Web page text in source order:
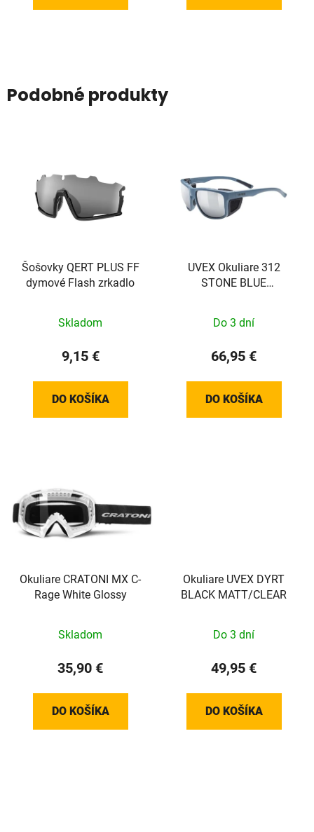
Podobné produkty
Šošovky QERT PLUS FF
dymové Flash zrkadlo
Skladom
9,15 €
DO KOŠÍKA
UVEX Okuliare 312
STONE BLUE
Do 3 dní
66,95 €
DO KOŠÍKA
Okuliare CRATONI MX C-
Rage White Glossy
Skladom
35,90 €
DO KOŠÍKA
Okuliare UVEX DYRT
BLACK MATT/CLEAR
Do 3 dní
49,95 €
DO KOŠÍKA